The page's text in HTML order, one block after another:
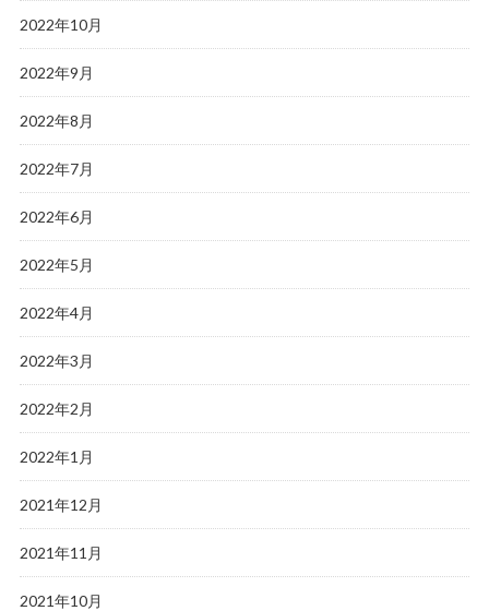
2022年10月
2022年9月
2022年8月
2022年7月
2022年6月
2022年5月
2022年4月
2022年3月
2022年2月
2022年1月
2021年12月
2021年11月
2021年10月